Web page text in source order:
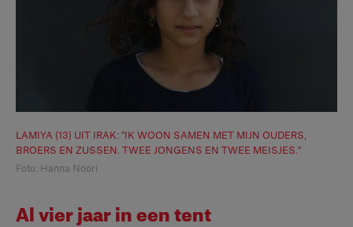
LAMIYA (13) UIT IRAK: "IK WOON SAMEN MET MIJN OUDERS,
BROERS EN ZUSSEN. TWEE JONGENS EN TWEE MEISJES."
Foto: Hanna Noori
Al vier jaar in een tent